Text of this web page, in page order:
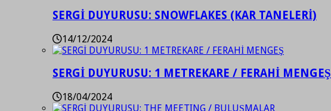
SERGİ DUYURUSU: SNOWFLAKES (KAR TANELERİ)
14/12/2024
SERGİ DUYURUSU: 1 METREKARE / FERAHİ MENGEŞ
18/04/2024